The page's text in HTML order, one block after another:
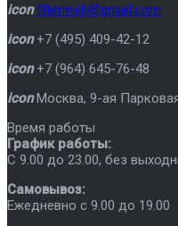
icon filtermeb@gmail.com
icon +7 (495) 409-42-12
icon +7 (964) 645-76-48
icon Москва, 9-ая
Время работы
График работы:
C 9.00 до 23.00, без
Самовывоз:
Ежедневно с 9.00 до 19.00